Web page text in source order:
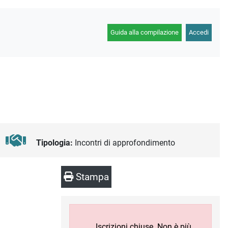
Guida alla compilazione Accedi
Tipologia: Incontri di approfondimento
Stampa